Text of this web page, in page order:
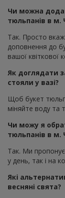
Чи можна
тюльпанів в м.
Так. Просто
доповнення до
вашої квіткової
Як доглядати
стояли у вазі?
Щоб букет
міняйте воду та
Чи можу я
тюльпанів в м.
Так. Ми
у день, так і на
Які
весняні свята?